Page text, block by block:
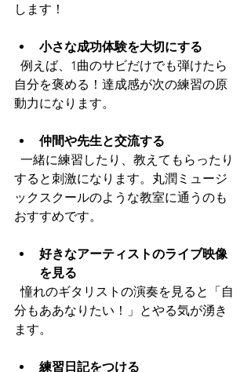
します！
小さな成功体験を大切にする
自分を褒める！達成感が次の練習の原
動力になります。
仲間や先生と交流する
すると刺激になります。丸潤ミュージ
ックスクールのような教室に通うのも
おすすめです。
好きなアーティストのライブ映像
を見る
  憧れのギタリストの演奏を見ると「自
分もああなりたい！」とやる気が湧き
ます。
練習日記をつける